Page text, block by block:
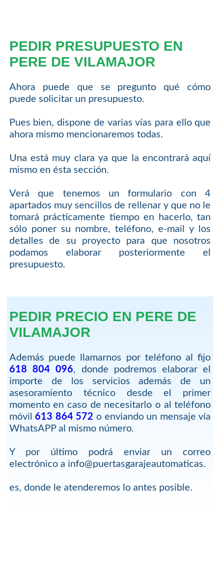
PEDIR PRESUPUESTO EN
PERE DE VILAMAJOR
Ahora puede que se pregunto qué cómo
puede solicitar un presupuesto.
Pues bien, dispone de varias vías para ello que
ahora mismo mencionaremos todas.
Una está muy clara ya que la encontrará aquí
mismo en ésta sección.
Verá que tenemos un formulario con 4
apartados muy sencillos de rellenar y que no le
tomará prácticamente tiempo en hacerlo, tan
sólo poner su nombre, teléfono, e-mail y los
detalles de su proyecto para que nosotros
podamos elaborar posteriormente el
presupuesto.
PEDIR PRECIO EN PERE DE
VILAMAJOR
Además puede llamarnos por teléfono al fijo
618 804 096, donde podremos elaborar el
importe de los servicios además de un
asesoramiento técnico desde el primer
momento en caso de necesitarlo o al teléfono
móvil613 864 572 o enviando un mensaje vía
WhatsAPP al mismo número.
Y por último podrá enviar un correo
electrónico a info@puertasgarajeautomaticas.
es, donde le atenderemos lo antes posible.